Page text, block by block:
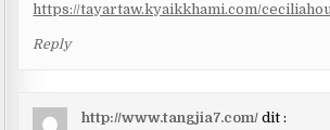
https://tayartaw.kyaikkhami.com/
Reply
http://www.tangjia7.com/ dit :